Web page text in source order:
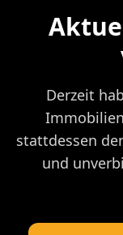
Derzeit
stattdessen
und